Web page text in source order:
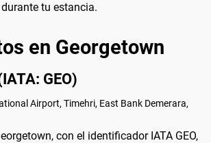
tu estancia.
en Georgetown
GEO)
Airport, Timehri, East Bank Demerara,
con el identificador IATA GEO,